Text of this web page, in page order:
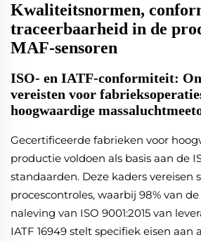
Kwaliteitsnormen,
traceerbaarheid in de
MAF-sensoren
ISO- en IATF-conformiteit:
vereisten voor
hoogwaardige
Gecertificeerde fabrieken voor
productie voldoen als basis aan de
standaarden. Deze kaders vereisen
procescontroles, waarbij 98% van
naleving van ISO 9001:2015 van
IATF 16949 stelt specifiek eisen